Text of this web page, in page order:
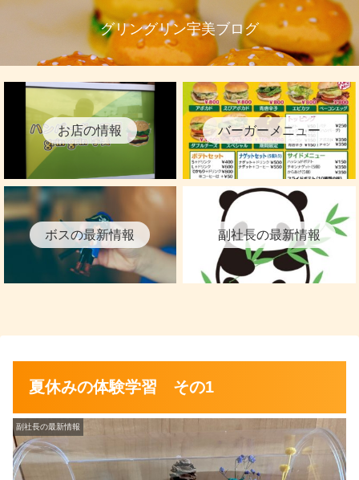
グリングリン宇美ブログ
お店の情報 バーガーメニュー
ボスの最新情報 副社長の最新情報
夏休みの体験学習 その1
副社長の最新情報